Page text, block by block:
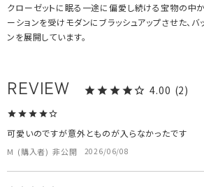
クローゼットに眠る一途に偏愛し続ける宝物の中
ーションを受けモダンにブラッシュアップさせた、
ンを展開しています。
4.00 2
M 購入者 非公開 2026/06/08
可愛いのですが意外とものが入らなかったです